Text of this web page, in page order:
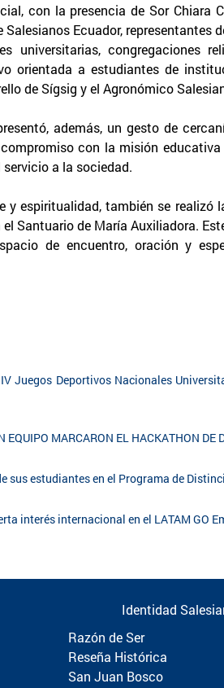
con la presencia de Sor Chiara
Ecuador, representantes
universitarias, congregaciones
orientada a estudiantes de
de Sígsig y el Agronómico
además, un gesto de
con la misión
a la sociedad.
y espiritualidad, también se
Santuario de María Auxiliadora.
de encuentro, oración y
Juegos Deportivos Nacionales
MARCARON EL HACKATHON DE
sus estudiantes en el Programa de
interés internacional en el LATAM GO
Identidad
Razón de Ser
Reseña Histórica
San Juan Bosco